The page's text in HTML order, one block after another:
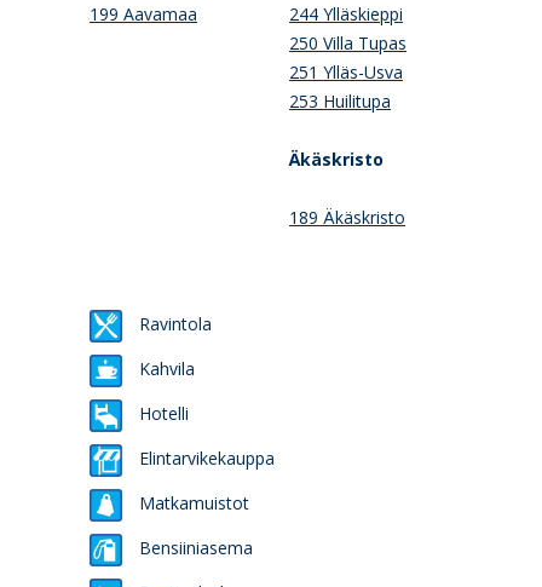
199 Aavamaa
244 Ylläskieppi
250 Villa Tupas
251 Ylläs-Usva
253 Huilitupa
Äkäskristo
189 Äkäskristo
Ravintola
Kahvila
Hotelli
Elintarvikekauppa
Matkamuistot
Bensiiniasema